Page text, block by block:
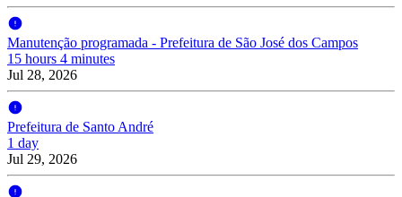
Manutenção programada - Prefeitura de São José dos Campos
15 hours 4 minutes
Jul 28, 2026
Prefeitura de Santo André
1 day
Jul 29, 2026